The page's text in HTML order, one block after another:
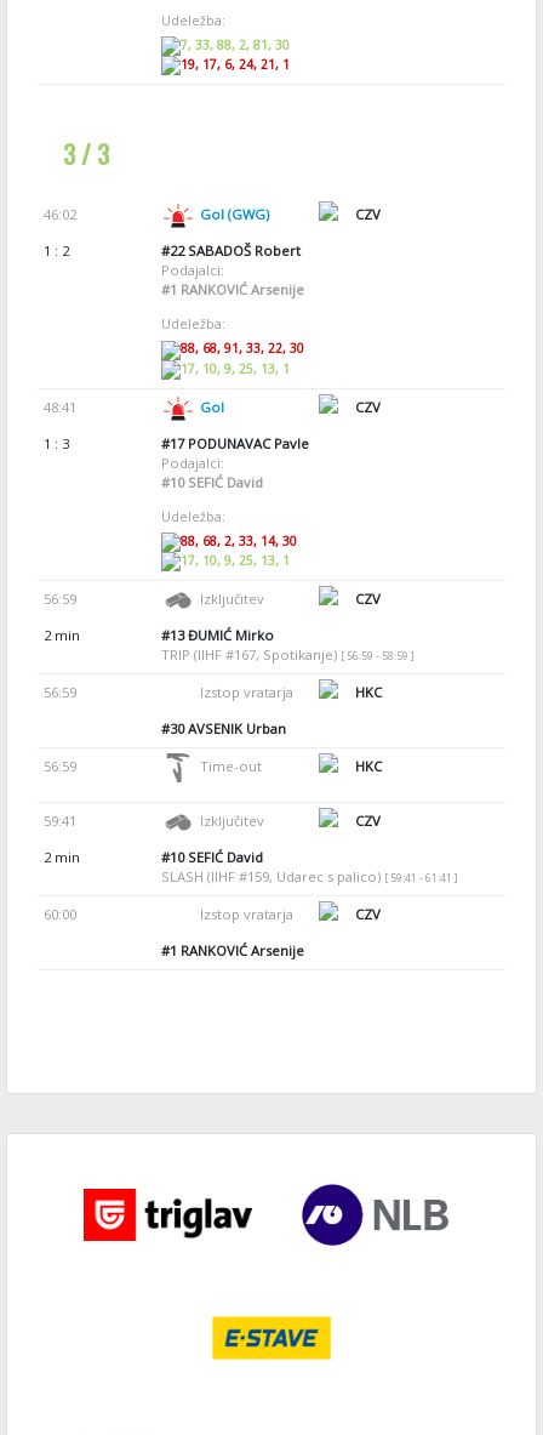
Udeležba:
7, 33, 88, 2, 81, 30
19, 17, 6, 24, 21, 1
3 / 3
46:02 Gol (GWG)
CZV
1 : 2
#22SABADOŠ Robert
Podajalci:
#1 RANKOVIĆ Arsenije
Udeležba:
88, 68, 91, 33, 22, 30
17, 10, 9, 25, 13, 1
48:41 Gol
CZV
1 : 3
#17PODUNAVAC Pavle
Podajalci:
#10SEFIĆ David
Udeležba:
88, 68, 2, 33, 14, 30
17, 10, 9, 25, 13, 1
56:59 Izključitev
CZV
2 min
#13ĐUMIĆ Mirko
TRIP (IIHF #167, Spotikanje) [ 56:59 - 58:59 ]
56:59 Izstop vratarja
HKC
#30AVSENIK Urban
56:59 Time-out HKC
59:41 Izključitev
CZV
2 min
#10SEFIĆ David
SLASH (IIHF #159, Udarec s palico) [ 59:41 - 61:41 ]
60:00 Izstop vratarja
CZV
#1 RANKOVIĆ Arsenije